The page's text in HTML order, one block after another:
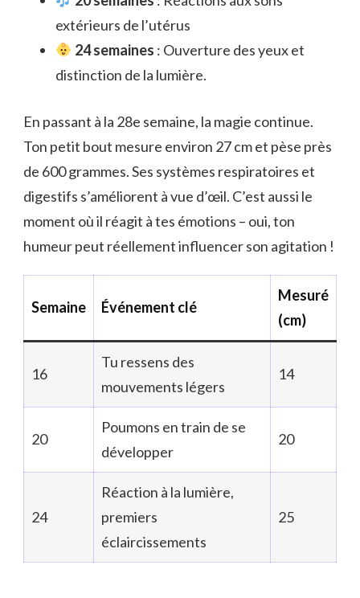
extérieurs de l’utérus
24 semaines : Ouverture des yeux et
distinction de la lumière.
En passant à la 28e semaine, la magie continue.
Ton petit bout mesure environ 27 cm et pèse près
de 600 grammes. Ses systèmes respiratoires et
digestifs s’améliorent à vue d’œil. C’est aussi le
moment où il réagit à tes émotions – oui, ton
humeur peut réellement influencer son agitation !
Semaine Événement clé
Mesuré
(cm)
16
Tu ressens des
mouvements légers
14
20
Poumons en train de se
développer
20
24
Réaction à la lumière,
premiers
éclaircissements
25